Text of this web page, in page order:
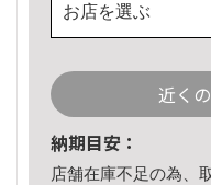
お店を選ぶ
近く
納期目安：
店舗在庫不足の為、